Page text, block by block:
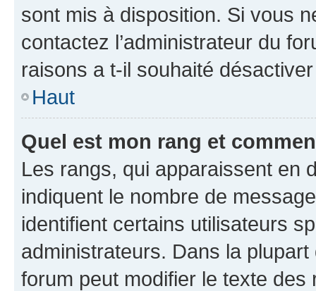
sont mis à disposition. Si vous
contactez l’administrateur du
raisons a t-il souhaité
Haut
Quel est mon rang et
Les rangs, qui apparaissent en
indiquent le nombre de
identifient certains utilisateurs
administrateurs. Dans la
forum peut modifier le texte